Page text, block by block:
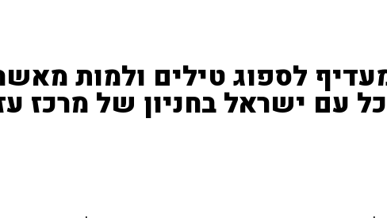
לספוג טילים ולמות
עם ישראל בחניון של מרכז